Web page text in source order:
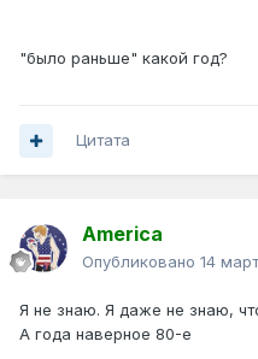
"было раньше" какой год?
Цитата
America
Опубликовано 14
Я не знаю. Я даже не знаю,
А года наверное 80-е